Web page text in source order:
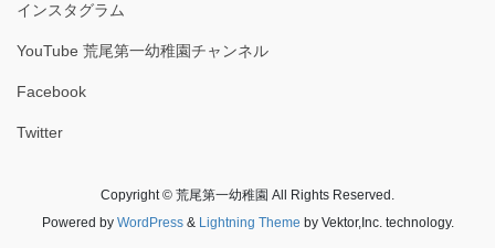
インスタグラム
YouTube 荒尾第一幼稚園チャンネル
Facebook
Twitter
Copyright © 荒尾第一幼稚園 All Rights Reserved.
Powered by WordPress& Lightning Theme by Vektor,Inc. technology.